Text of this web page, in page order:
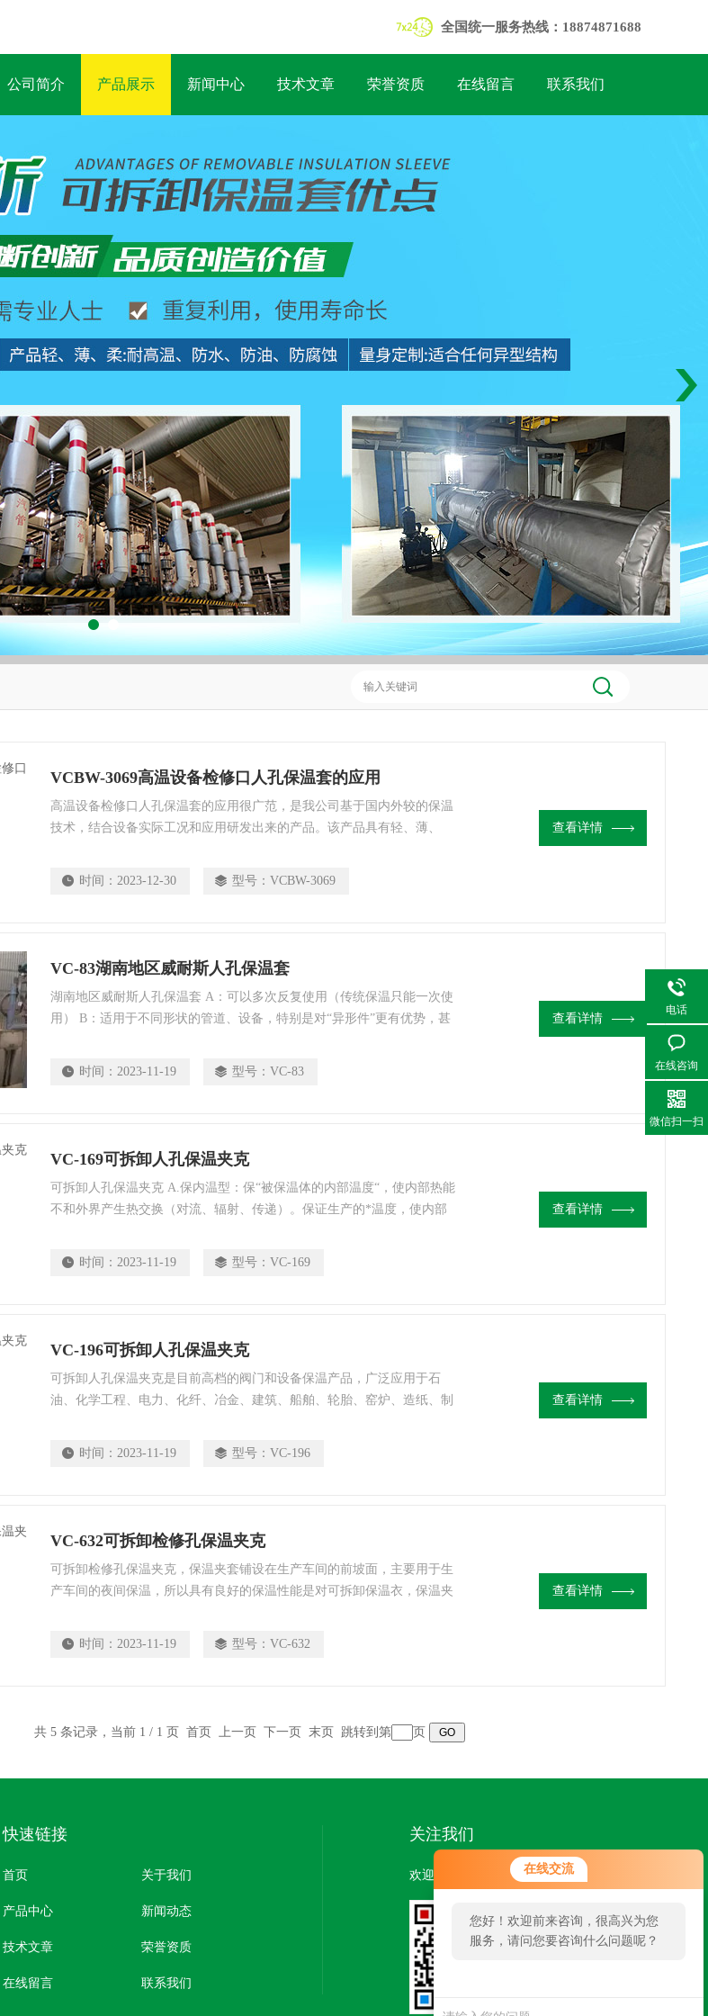
在线交流
您好！欢迎前来咨询，很高兴为您
服务，请问您要咨询什么问题呢？
您好，看您停留很久了，是否找到
了需求产品，您可以直接在线与我
全国统一服务热线：18874871688
公司简介 产品展示 新闻中心 技术文章 荣誉资质 在线留言 联系我们
VCBW-3069高温设备检修口人孔保温套的应用
高温设备检修口人孔保温套的应用很广范，是我公司基于国内外较的保温
技术，结合设备实际工况和应用研发出来的产品。该产品具有轻、薄、
效果和耐腐蚀性能。在检修，清晰设备时快速拆装，节省人力物力财力。
时间： 2023-12-30 型号： VCBW-3069
查看详情
VC-83湖南地区威耐斯人孔保温套
湖南地区威耐斯人孔保温套 A：可以多次反复使用（传统保温只能一次使
用） B：适用于不同形状的管道、设备，特别是对“异形件”更有优势，甚
传统 保温是“硬质材料”加工而成，不易弯曲变形） C：空间适应范围广
时间： 2023-11-19 型号： VC-83
查看详情
VC-169可拆卸人孔保温夹克
可拆卸人孔保温夹克 A.保内温型：保“被保温体的内部温度“，使内部热能
不和外界产生热交换（对流、辐射、传递）。保证生产的*温度，使内部
外热辐射，使外界热量不能传导到被保温体内部，影响被保温体的正常工
时间： 2023-11-19 型号： VC-169
查看详情
VC-196可拆卸人孔保温夹克
可拆卸人孔保温夹克是目前高档的阀门和设备保温产品，广泛应用于石
油、化学工程、电力、化纤、冶金、建筑、船舶、轮胎、窑炉、造纸、制
道、设备绝热保温，是理想的管道和设备保温产品！
时间： 2023-11-19 型号： VC-196
查看详情
VC-632可拆卸检修孔保温夹克
可拆卸检修孔保温夹克，保温夹套铺设在生产车间的前坡面，主要用于生
产车间的夜间保温，所以具有良好的保温性能是对可拆卸保温衣，保温夹
落前放下，因而对应的保温也是一种活动式卷被，所以，要求可拆卸保温
时间： 2023-11-19 型号： VC-632
查看详情
共 5 条记录，当前 1 / 1 页 首页 上一页 下一页 末页 跳转到第 页
快速链接
首页 关于我们
产品中心 新闻动态
技术文章 荣誉资质
在线留言 联系我们
关注我们
欢迎您关注我们的微信公众号了解更多信息：
电话
在线咨询
微信扫一扫